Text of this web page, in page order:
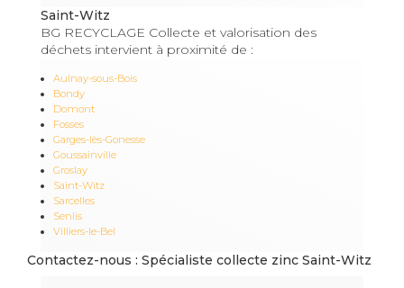
Saint-Witz
BG RECYCLAGE Collecte et valorisation des
déchets intervient à proximité de :
Aulnay-sous-Bois
Bondy
Domont
Fosses
Garges-lès-Gonesse
Goussainville
Groslay
Saint-Witz
Sarcelles
Senlis
Villiers-le-Bel
Contactez-nous : Spécialiste collecte zinc Saint-Witz